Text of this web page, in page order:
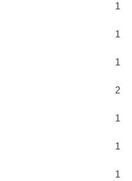
1
1
1
2
1
1
1